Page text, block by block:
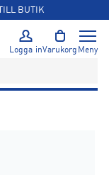
BUTIK
Logga inVarukorg Meny